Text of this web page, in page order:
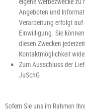
Angeboten und
Verarbeitung erfolgt auf
Einwilligung. Sie
diesen Zwecken
Kontaktmöglichkeit
Zum Ausschluss der
JuSchG
Sofern Sie uns im Rahmen